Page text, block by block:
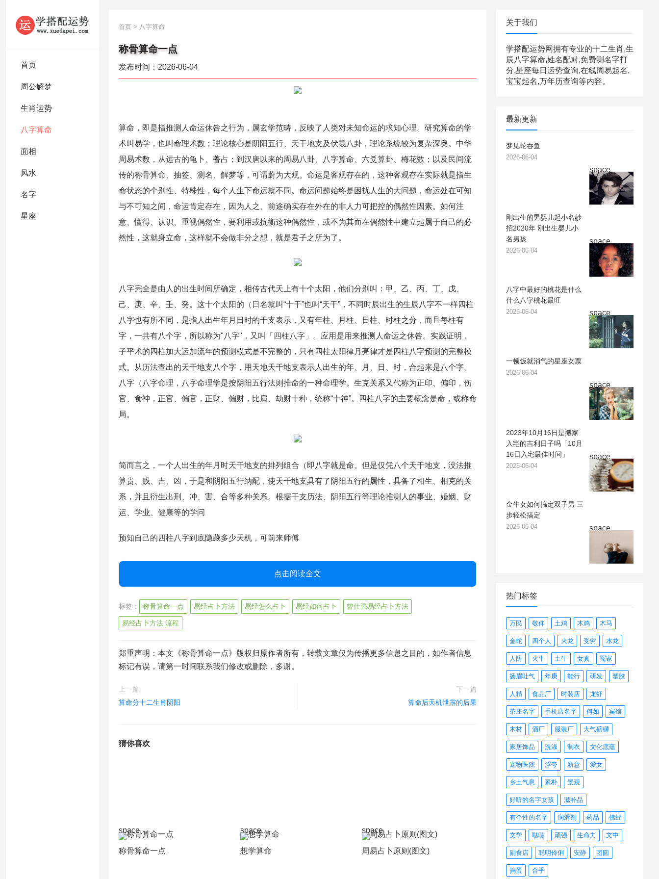
首页
周公解梦
生肖运势
八字算命
面相
风水
名字
星座
首页 > 八字算命
称骨算命一点
发布时间：2026-06-04
算命，即是指推测人命运休咎之行为，属玄学范畴，反映了人类对未知命运的求知心理。研究算命的学
术叫易学，也叫命理术数；理论核心是阴阳五行、天干地支及伏羲八卦，理论系统较为复杂深奥。中华
周易术数，从远古的龟卜、蓍占；到汉唐以来的周易八卦、八字算命、六爻算卦、梅花数；以及民间流
传的称骨算命、抽签、测名、解梦等，可谓蔚为大观。命运是客观存在的，这种客观存在实际就是指生
命状态的个别性、特殊性，每个人生下命运就不同。命运问题始终是困扰人生的大问题，命运处在可知
与不可知之间，命运肯定存在，因为人之、前途确实存在外在的非人力可把控的偶然性因素。如何注
意、懂得、认识、重视偶然性，要利用或抗衡这种偶然性，或不为其而在偶然性中建立起属于自己的必
然性，这就身立命，这样就不会做非分之想，就是君子之所为了。
八字完全是由人的出生时间所确定，相传古代天上有十个太阳，他们分别叫：甲、乙、丙、丁、戊、
己、庚、辛、壬、癸。这十个太阳的（日名就叫“十干”也叫“天干”，不同时辰出生的生辰八字不一样四柱
八字也有所不同，是指人出生年月日时的干支表示，又有年柱、月柱、日柱、时柱之分，而且每柱有
字，一共有八个字，所以称为"八字"，又叫「四柱八字」。应用是用来推测人命运之休咎。实践证明，
子平术的四柱加大运加流年的预测模式是不完整的，只有四柱太阳律月亮律才是四柱八字预测的完整模
式。从历法查出的天干地支八个字，用天地天干地支表示人出生的年、月、日、时，合起来是八个字。
八字（八字命理，八字命理学是按阴阳五行法则推命的一种命理学。生克关系又代称为正印、偏印，伤
官、食神，正官、偏官，正财、偏财，比肩、劫财十种，统称“十神”。四柱八字的主要概念是命，或称命
局。
简而言之，一个人出生的年月时天干地支的排列组合（即八字就是命。但是仅凭八个天干地支，没法推
算贵、贱、吉、凶，于是和阴阳五行纳配，使天干地支具有了阴阳五行的属性，具备了相生、相克的关
系，并且衍生出刑、冲、害、合等多种关系。根据干支历法、阴阳五行等理论推测人的事业、婚姻、财
运、学业、健康等的学问
预知自己的四柱八字到底隐藏多少天机，可前来师傅
点击阅读全文
标签： 称骨算命一点 易经占卜方法 易经怎么占卜 易经如何占卜 曾仕强易经占卜方法
易经占卜方法 流程
郑重声明：本文《称骨算命一点》版权归原作者所有，转载文章仅为传播更多信息之目的，如作者信息
标记有误，请第一时间联系我们修改或删除，多谢。
上一篇
算命分十二生肖阴阳
下一篇
算命后天机泄露的后果
猜你喜欢
space
称骨算命一点
space
想学算命
space
周易占卜原则(图文)
关于我们
学搭配运势网拥有专业的十二生肖,生
辰八字算命,姓名配对,免费测名字打
分,星座每日运势查询,在线周易起名,
宝宝起名,万年历查询等内容。
最新更新
space
梦见蛇吞鱼
2026-06-04
space
刚出生的男婴儿起小名妙
招2020年 刚出生婴儿小
名男孩
2026-06-04
space
八字中最好的桃花是什么
什么八字桃花最旺
2026-06-04
space
一顿饭就消气的星座女票
2026-06-04
space
2023年10月16日是搬家
入宅的吉利日子吗「10月
16日入宅最佳时间」
2026-06-04
space
金牛女如何搞定双子男 三
步轻松搞定
2026-06-04
热门标签
万民 敬仰 土鸡 木鸡 木马
金蛇 四个人 火龙 受穷 水龙
人防 火牛 土牛 女真 冤家
扬眉吐气 年庚 能行 研发 塑胶
人精 食品厂 时装店 龙虾
茶庄名字 手机店名字 何如 宾馆
木材 酒厂 服装厂 大气磅礴
家居饰品 洗涤 制衣 文化底蕴
宠物医院 浮夸 新意 爱女
乡土气息 素朴 景观
好听的名字女孩 滋补品
有个性的名字 润滑剂 药品 佛经
文学 哒哒 顽强 生命力 文中
副食店 聪明伶俐 安静 团圆
捣蛋 合乎